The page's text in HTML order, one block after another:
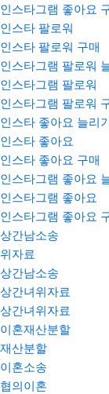
인스타그램 좋아요
인스타 팔로워
인스타 팔로워 구매
인스타그램 팔로워
인스타그램 팔로워
인스타그램 팔로워
인스타 좋아요 늘리
인스타 좋아요
인스타 좋아요 구매
인스타그램 좋아요
인스타그램 좋아요
인스타그램 좋아요
상간남소송
위자료
상간남소송
상간녀위자료
상간녀위자료
이혼재산분할
재산분할
이혼소송
협의이혼